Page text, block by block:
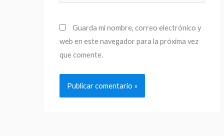
Guarda mi nombre, correo electrónico y
web en este navegador para la próxima vez
que comente.